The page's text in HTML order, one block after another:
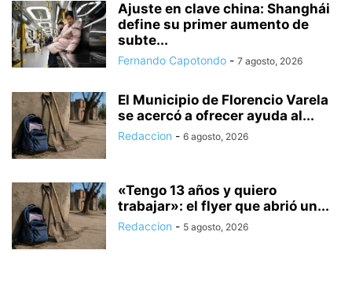
Ajuste en clave china: Shanghái
define su primer aumento de
subte...
Fernando Capotondo - 7 agosto, 2026
El Municipio de Florencio Varela
se acercó a ofrecer ayuda al...
Redaccion - 6 agosto, 2026
«Tengo 13 años y quiero
trabajar»: el flyer que abrió un...
Redaccion - 5 agosto, 2026